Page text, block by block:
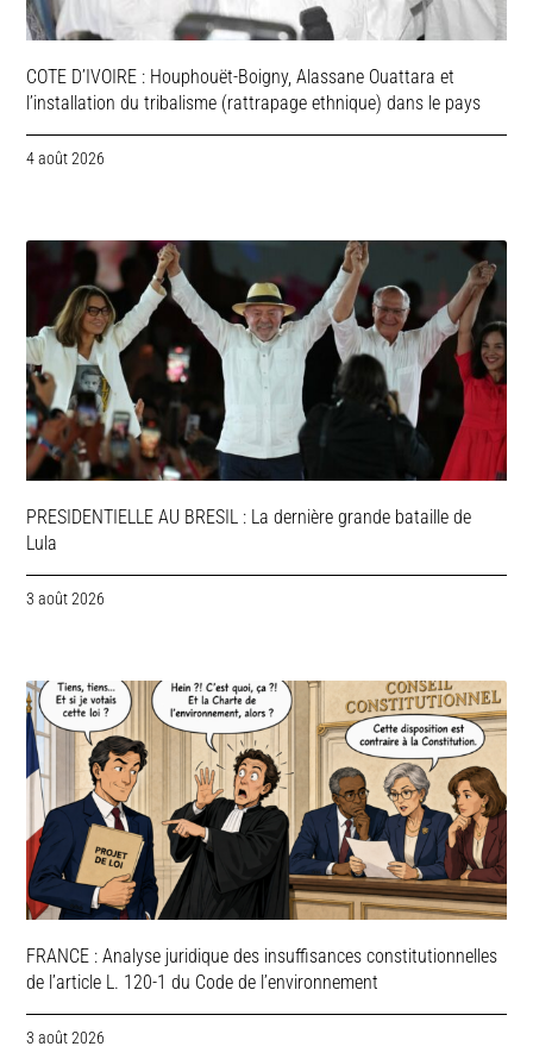
COTE D’IVOIRE : Houphouët-Boigny, Alassane Ouattara et
l’installation du tribalisme (rattrapage ethnique) dans le pays
4 août 2026
PRESIDENTIELLE AU BRESIL : La dernière grande bataille de
Lula
3 août 2026
FRANCE : Analyse juridique des insuffisances constitutionnelles
de l’article L. 120-1 du Code de l’environnement
3 août 2026